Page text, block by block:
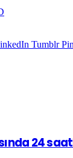
Tumblr
24